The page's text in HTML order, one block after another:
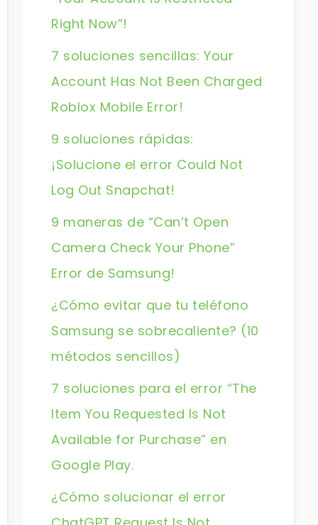
Right Now”!
7 soluciones sencillas: Your
Account Has Not Been Charged
Roblox Mobile Error!
9 soluciones rápidas:
¡Solucione el error Could Not
Log Out Snapchat!
9 maneras de “Can’t Open
Camera Check Your Phone”
Error de Samsung!
¿Cómo evitar que tu teléfono
Samsung se sobrecaliente? (10
métodos sencillos)
7 soluciones para el error “The
Item You Requested Is Not
Available for Purchase” en
Google Play.
¿Cómo solucionar el error